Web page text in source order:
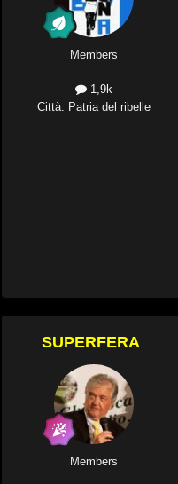
Members
1,9k
Città: Patria del ribelle
SUPERFERA
Members